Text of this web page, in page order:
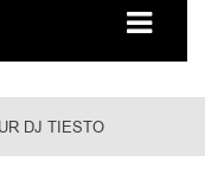
DJ TIESTO